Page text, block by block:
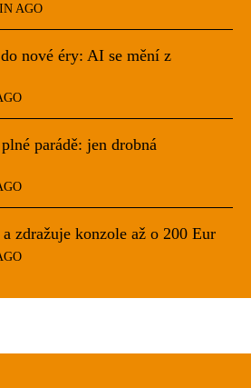
AGO
nové éry: AI se mění z
parádě: jen drobná
zdražuje konzole až o 200 Eur